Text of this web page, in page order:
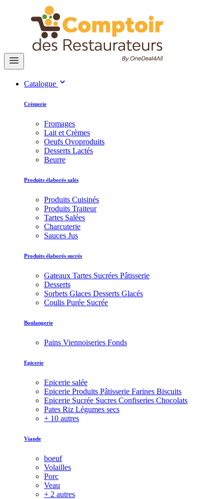
Catalogue
Crèmerie
Fromages
Lait et Crèmes
Oeufs Ovoproduits
Desserts Lactés
Beurre
Produits élaborés salés
Produits Cuisinés
Produits Traiteur
Tartes Salées
Charcuterie
Sauces Jus
Produits élaborés sucrés
Gateaux Tartes Sucrées Pâtisserie
Desserts
Sorbets Glaces Desserts Glacés
Coulis Purée Sucrée
Boulangerie
Pains Viennoiseries Fonds
Epicerie
Epicerie salée
Epicerie Produits Pâtisserie Farines Biscuits
Epicerie Sucrée Sucres Confiseries Chocolats
Pates Riz Légumes secs
+ 10 autres
Viande
boeuf
Volailles
Porc
Veau
+ 2 autres